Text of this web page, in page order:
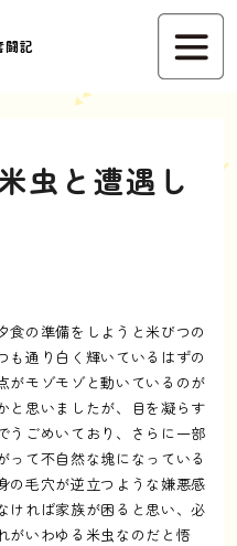
闘記
虫と遭遇し
食の準備をしようと米びつの
も通り白く輝いているはずの
がモゾモゾと動いているのが
と思いましたが、目を凝らす
うごめいており、さらに一部
って不自然な塊になっている
の毛穴が逆立つような嫌悪感
ければ家族が困ると思い、必
がいわゆる米虫なのだと悟